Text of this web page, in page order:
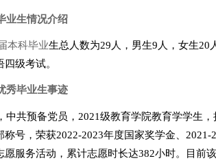
业生情况介绍
本科毕业生总人数为29 人，男生9 人，女生20
四级考试。
秀毕业生事迹
中共预备党员， 2021级教育学院教育学学生
称号，荣获2022-2023年度国家奖学金、 2021-
愿服务活动， 累计志愿时长达382小时。目前